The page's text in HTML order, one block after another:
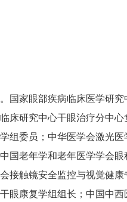
国家眼部疾病临床医学研
床研究中心干眼治疗分中
组委员；中华医学会激光
国老年学和老年医学学会
接触镜安全监控与视觉健
眼康复学组组长；中国中